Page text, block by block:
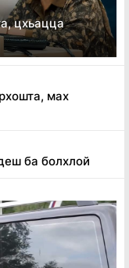
цхьацца
мах
ба болхлой